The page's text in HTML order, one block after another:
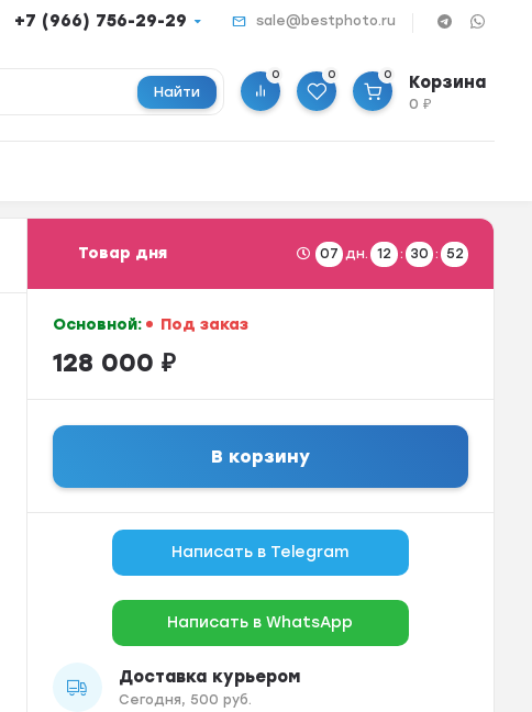
+7 (966) 756-29-29 sale@bestphoto.ru
Найти
0 0 0 Корзина
0₽
Товар дня 07 дн. 12 : 30 : 52
Основной: Под заказ
128 000 ₽
В корзину
Написать в Telegram
Написать в WhatsApp
Доставка курьером
Сегодня, 500 руб.